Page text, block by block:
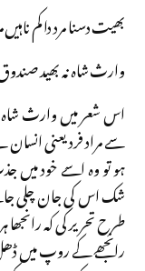
بھیت دسنا مرد دا کم
وارث شاہ نہ بھید
اس شعر میں وارث شاہ
سے مراد فرد یعنی
ہو تو وہ اسے خود میں
شک اس کی جان چلی
طرح تحریر کی کہ
رانجھے کے روپ میں ڈھل